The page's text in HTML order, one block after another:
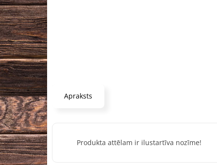
Apraksts
Produkta attēlam ir ilustartīva nozīme!